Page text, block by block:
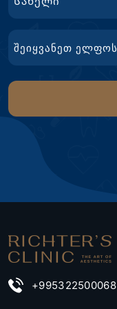
Name
+995322500068